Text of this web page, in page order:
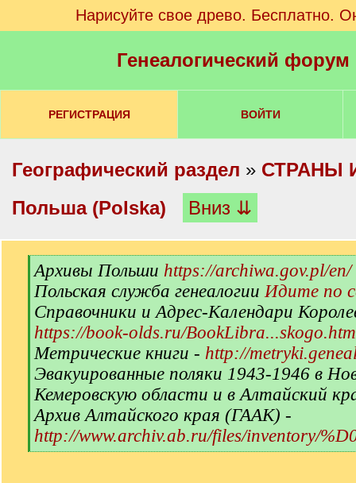
Нарисуйте свое древо. Бесплатно.
Генеалогический
РЕГИСТРАЦИЯ ВОЙТИ
Географический раздел » СТРАНЫ
Польша (Polska)
Вниз ⇊
q
]
Архивы Польши https://archiwa.gov.pl/en/
Польская служба генеалогииИдите по
Справочники и Адрес-Календари
https://book-olds.ru/
Метрические книги - http://
Эвакуированные поляки 1943-1946 в
Кемеровскую области и в Алтайский
Архив Алтайского края (ГААК) -
http://www.archiv.ab.ru/files/inventory/
[